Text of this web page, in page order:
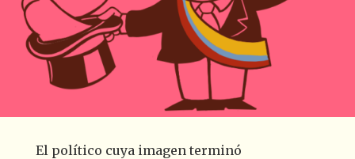
El político cuya imagen terminó